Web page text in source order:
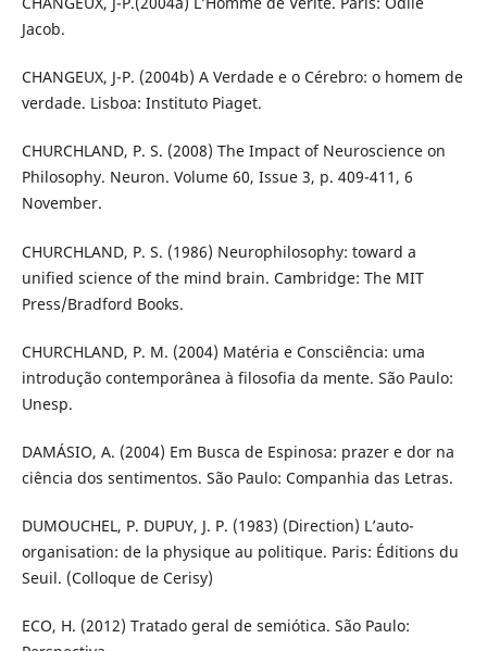
Jacob.
CHANGEUX, J-P. (2004b) A Verdade e o Cérebro: o homem de
verdade. Lisboa: Instituto Piaget.
CHURCHLAND, P. S. (2008) The Impact of Neuroscience on
Philosophy. Neuron. Volume 60, Issue 3, p. 409-411, 6
November.
CHURCHLAND, P. S. (1986) Neurophilosophy: toward a
unified science of the mind brain. Cambridge: The MIT
Press/Bradford Books.
CHURCHLAND, P. M. (2004) Matéria e Consciência: uma
introdução contemporânea à filosofia da mente. São Paulo:
Unesp.
DAMÁSIO, A. (2004) Em Busca de Espinosa: prazer e dor na
ciência dos sentimentos. São Paulo: Companhia das Letras.
DUMOUCHEL, P. DUPUY, J. P. (1983) (Direction) L’auto-
organisation: de la physique au politique. Paris: Éditions du
Seuil. (Colloque de Cerisy)
ECO, H. (2012) Tratado geral de semiótica. São Paulo: